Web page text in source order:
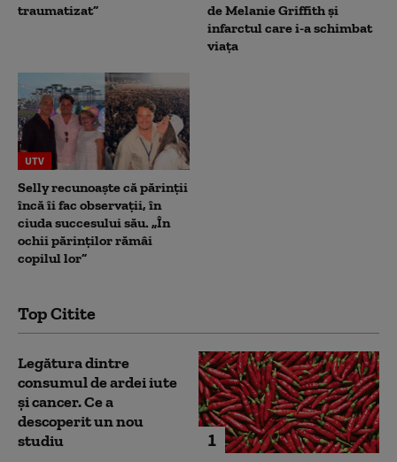
traumatizat”
de Melanie Griffith și
infarctul care i-a schimbat
viața
UTV
Selly recunoaște că părinții
încă îi fac observații, în
ciuda succesului său. „În
ochii părinților rămâi
copilul lor”
Top Citite
1
Legătura dintre
consumul de ardei iute
și cancer. Ce a
descoperit un nou
studiu